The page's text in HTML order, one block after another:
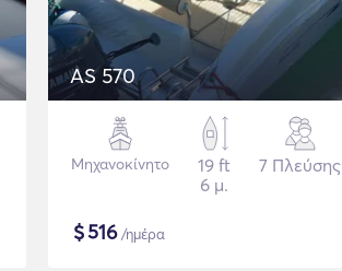
AS 570
Μηχανοκίνητο
19 ft
6 μ.
7 Πλεύσης
$516/ημέρα